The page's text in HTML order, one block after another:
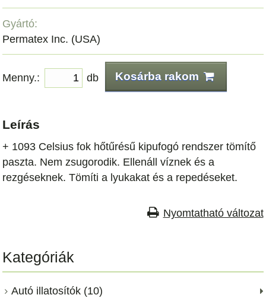
Gyártó:
Permatex Inc. (USA)
Menny.: db Kosárba rakom
Leírás
+ 1093 Celsius fok hőtűrésű kipufogó rendszer tömítő
paszta. Nem zsugorodik. Ellenáll víznek és a
rezgéseknek. Tömíti a lyukakat és a repedéseket.
Nyomtatható változat
Kategóriák
Autó illatosítók (10)